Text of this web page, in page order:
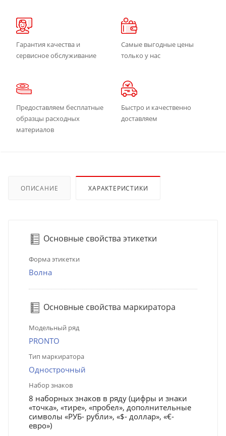
Гарантия качества и
сервисное обслуживание
Самые выгодные цены
только у нас
Предоставляем бесплатные
образцы расходных
материалов
Быстро и качественно
доставляем
ОПИСАНИЕ ХАРАКТЕРИСТИКИ
Основные свойства этикетки
Форма этикетки
Волна
Основные свойства маркиратора
Модельный ряд
PRONTO
Тип маркиратора
Однострочный
Набор знаков
8 наборных знаков в ряду (цифры и знаки
«точка», «тире», «пробел», дополнительные
символы «РУБ- рубли», «$- доллар», «€-
евро»)